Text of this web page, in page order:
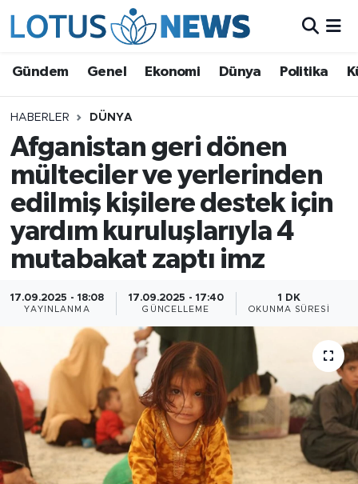
Gündem Genel Ekonomi Dünya Politika
HABERLER DÜNYA
Afganistan geri dönen
mülteciler ve yerlerinden
edilmiş kişilere destek için
yardım kuruluşlarıyla 4
mutabakat zaptı imz
17.09.2025 - 18:08
YAYINLANMA
17.09.2025 - 17:40
GÜNCELLEME
1 DK
OKUNMA SÜRESI
Ekonomi
Dünya
Politika
Kültür - Sanat ve Tarih
Yaşam
Bilim ve Teknoloji
Çin Fuarları
Gündem
Video
Sağlık